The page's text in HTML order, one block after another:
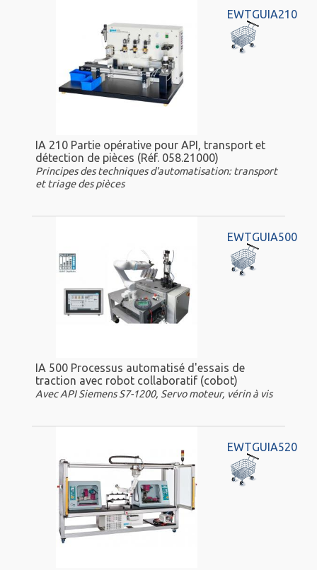
EWTGUIA210
IA 210 Partie opérative pour API, transport et
détection de pièces (Réf. 058.21000)
Principes des techniques d'automatisation: transport
et triage des pièces
EWTGUIA500
IA 500 Processus automatisé d'essais de
traction avec robot collaboratif (cobot)
Avec API Siemens S7-1200, Servo moteur, vérin à vis
EWTGUIA520